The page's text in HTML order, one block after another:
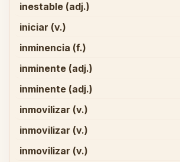
inestable (adj.)
iniciar (v.)
inminencia (f.)
inminente (adj.)
inminente (adj.)
inmovilizar (v.)
inmovilizar (v.)
inmovilizar (v.)